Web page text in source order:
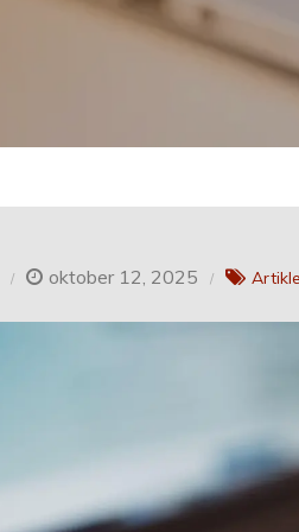
oktober 12, 2025